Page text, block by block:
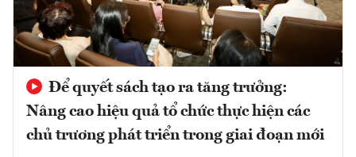
Để quyết sách tạo ra tăng trưởng:
Nâng cao hiệu quả tổ chức thực hiện các
chủ trương phát triển trong giai đoạn mới